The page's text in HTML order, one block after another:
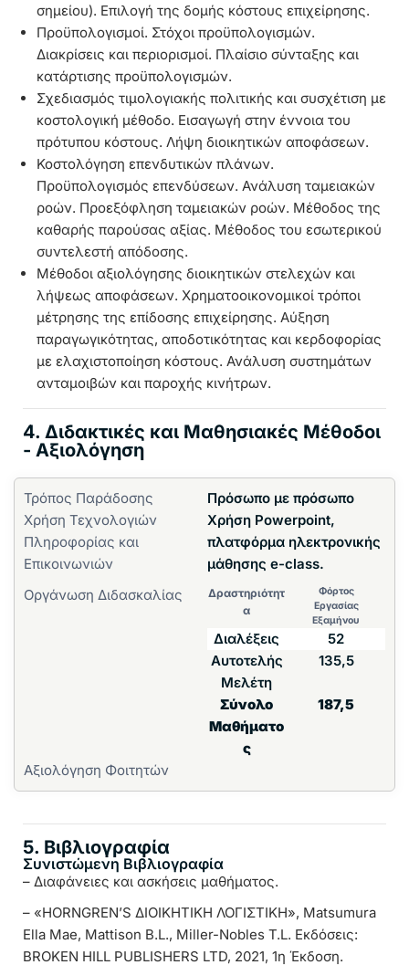
σημείου). Επιλογή της δομής κόστους επιχείρησης.
Προϋπολογισμοί. Στόχοι προϋπολογισμών.
Διακρίσεις και περιορισμοί. Πλαίσιο σύνταξης και
κατάρτισης προϋπολογισμών.
Σχεδιασμός τιμολογιακής πολιτικής και συσχέτιση με
κοστολογική μέθοδο. Εισαγωγή στην έννοια του
πρότυπου κόστους. Λήψη διοικητικών αποφάσεων.
Κοστολόγηση επενδυτικών πλάνων.
Προϋπολογισμός επενδύσεων. Ανάλυση ταμειακών
ροών. Προεξόφληση ταμειακών ροών. Μέθοδος της
καθαρής παρούσας αξίας. Μέθοδος του εσωτερικού
συντελεστή απόδοσης.
Μέθοδοι αξιολόγησης διοικητικών στελεχών και
λήψεως αποφάσεων. Χρηματοοικονομικοί τρόποι
μέτρησης της επίδοσης επιχείρησης. Αύξηση
παραγωγικότητας, αποδοτικότητας και κερδοφορίας
με ελαχιστοποίηση κόστους. Ανάλυση συστημάτων
ανταμοιβών και παροχής κινήτρων.
4. Διδακτικές και Μαθησιακές Μέθοδοι
- Αξιολόγηση
Τρόπος Παράδοσης
Πρόσωπο με πρόσωπο
Χρήση Τεχνολογιών
Πληροφορίας και
Επικοινωνιών
Χρήση Powerpoint,
πλατφόρμα ηλεκτρονικής
μάθησης e-class.
Οργάνωση Διδασκαλίας
Δραστηριότητ
α
Φόρτος
Εργασίας
Εξαμήνου
Διαλέξεις
52
Αυτοτελής
Μελέτη
135,5
Σύνολο
Μαθήματο
ς
187,5
Αξιολόγηση Φοιτητών
5. Βιβλιογραφία
Συνιστώμενη Βιβλιογραφία
– Διαφάνειες και ασκήσεις μαθήματος.
– «HORNGREN’S ΔΙΟΙΚΗΤΙΚΗ ΛΟΓΙΣΤΙΚΗ», Matsumura
Ella Mae, Mattison B.L., Miller-Nobles T.L. Εκδόσεις:
BROKEN HILL PUBLISHERS LTD, 2021, 1η Έκδοση.